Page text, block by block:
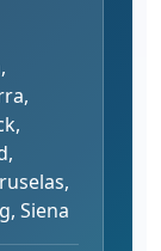
Siena